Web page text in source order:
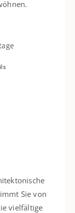
Sie von
vielfältige